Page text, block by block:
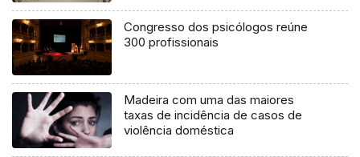
Congresso dos psicólogos reúne
300 profissionais
Madeira com uma das maiores
taxas de incidência de casos de
violência doméstica